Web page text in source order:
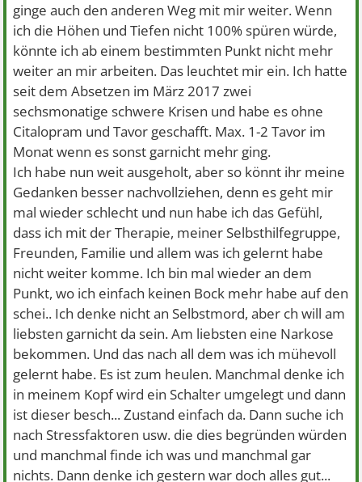
ginge auch den anderen Weg mit mir weiter. Wenn
ich die Höhen und Tiefen nicht 100% spüren würde,
könnte ich ab einem bestimmten Punkt nicht mehr
weiter an mir arbeiten. Das leuchtet mir ein. Ich hatte
seit dem Absetzen im März 2017 zwei
sechsmonatige schwere Krisen und habe es ohne
Citalopram und Tavor geschafft. Max. 1-2 Tavor im
Monat wenn es sonst garnicht mehr ging.
Ich habe nun weit ausgeholt, aber so könnt ihr meine
Gedanken besser nachvollziehen, denn es geht mir
mal wieder schlecht und nun habe ich das Gefühl,
dass ich mit der Therapie, meiner Selbsthilfegruppe,
Freunden, Familie und allem was ich gelernt habe
nicht weiter komme. Ich bin mal wieder an dem
Punkt, wo ich einfach keinen Bock mehr habe auf den
schei.. Ich denke nicht an Selbstmord, aber ch will am
liebsten garnicht da sein. Am liebsten eine Narkose
bekommen. Und das nach all dem was ich mühevoll
gelernt habe. Es ist zum heulen. Manchmal denke ich
in meinem Kopf wird ein Schalter umgelegt und dann
ist dieser besch... Zustand einfach da. Dann suche ich
nach Stressfaktoren usw. die dies begründen würden
und manchmal finde ich was und manchmal gar
nichts. Dann denke ich gestern war doch alles gut...